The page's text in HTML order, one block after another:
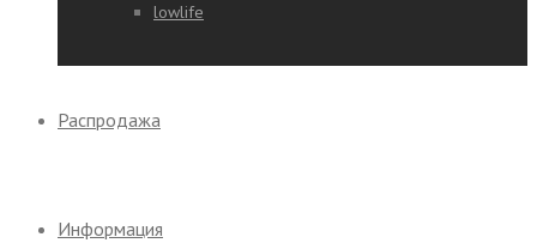
lowlife
Распродажа
Информация